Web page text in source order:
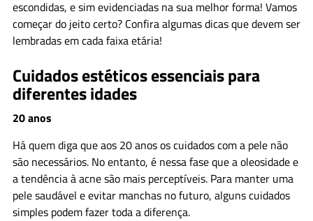
escondidas, e sim evidenciadas na sua melhor forma! Vamos
começar do jeito certo? Confira algumas dicas que devem ser
lembradas em cada faixa etária!
Cuidados estéticos essenciais para
diferentes idades
20 anos
Há quem diga que aos 20 anos os cuidados com a pele não
são necessários. No entanto, é nessa fase que a oleosidade e
a tendência à acne são mais perceptíveis. Para manter uma
pele saudável e evitar manchas no futuro, alguns cuidados
simples podem fazer toda a diferença.